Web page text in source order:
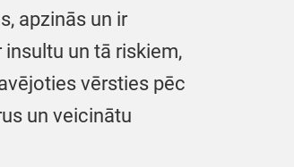
apzinās un ir
un tā riskiem,
vērsties pēc
un veicinātu